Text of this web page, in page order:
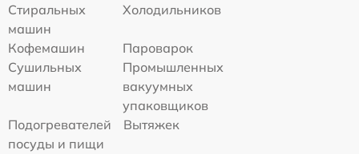
Стиральных
машин
Холодильников
Кофемашин
Пароварок
Сушильных
машин
Промышленных
вакуумных
упаковщиков
Подогревателей
посуды и пищи
Вытяжек